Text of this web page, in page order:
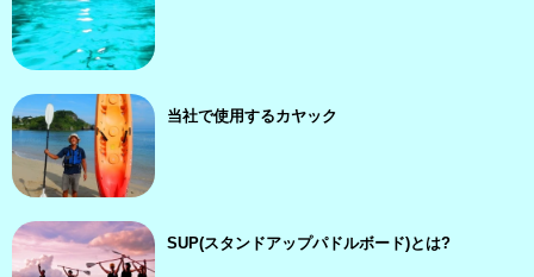
当社で使用するカヤック
SUP(スタンドアップパドルボード)とは?